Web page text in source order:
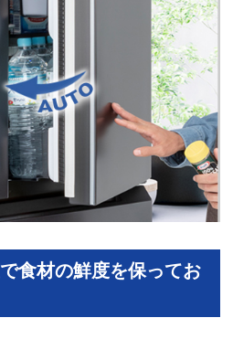
食材の鮮度を保ってお